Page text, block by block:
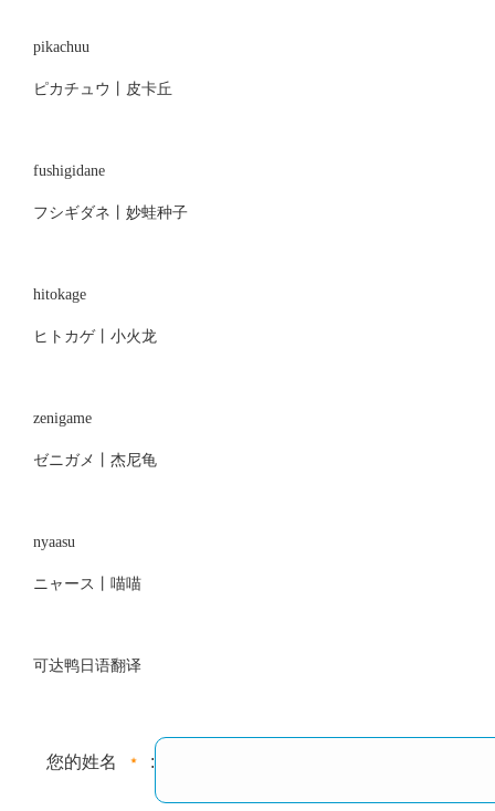
pikachuu
ピカチュウ丨皮卡丘
fushigidane
フシギダネ丨妙蛙种子
hitokage
ヒトカゲ丨小火龙
zenigame
ゼニガメ丨杰尼龟
nyaasu
ニャース丨喵喵
可达鸭日语翻译
您的姓名 :